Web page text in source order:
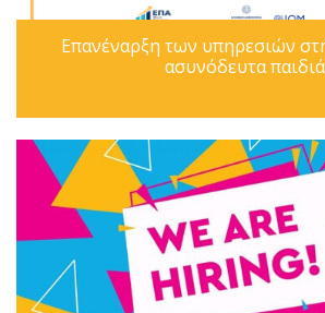
Επανέναρξη των υπηρεσιών
ασυνόδευτα παιδιά